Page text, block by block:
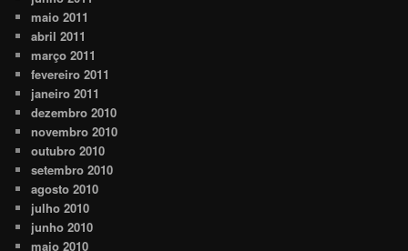
maio 2011
abril 2011
março 2011
fevereiro 2011
janeiro 2011
dezembro 2010
novembro 2010
outubro 2010
setembro 2010
agosto 2010
julho 2010
junho 2010
maio 2010